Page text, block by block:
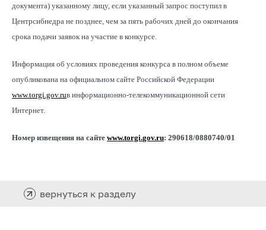
документа) указанному лицу, если указанный запрос поступил в
Центрсибнедра не позднее, чем за пять рабочих дней до окончания
срока подачи заявок на участие в конкурсе.
Информация об условиях проведения конкурса в полном объеме
опубликована на официальном сайте Российской Федерации
www.torgi.gov.ruв информационно-телекоммуникационной сети
Интернет.
Номер извещения на сайте www.torgi.gov.ru: 290618/0880740/01
вернуться к разделу